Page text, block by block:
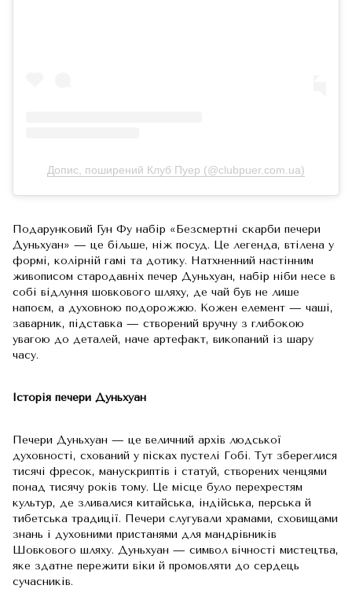
Допис, поширений Клуб Пуер (@clubpuer.com.ua)
Подарунковий Гун Фу набір «Безсмертні скарби печери
Дуньхуан» — це більше, ніж посуд. Це легенда, втілена у
формі, колірній гамі та дотику. Натхненний настінним
живописом стародавніх печер Дуньхуан, набір ніби несе в
собі відлуння шовкового шляху, де чай був не лише
напоєм, а духовною подорожжю. Кожен елемент — чаші,
заварник, підставка — створений вручну з глибокою
увагою до деталей, наче артефакт, викопаний із шару
часу.
Історія печери Дуньхуан
Печери Дуньхуан — це величний архів людської
духовності, схований у пісках пустелі Гобі. Тут збереглися
тисячі фресок, манускриптів і статуй, створених ченцями
понад тисячу років тому. Це місце було перехрестям
культур, де зливалися китайська, індійська, перська й
тибетська традиції. Печери слугували храмами, сховищами
знань і духовними пристанями для мандрівників
Шовкового шляху. Дуньхуан — символ вічності мистецтва,
яке здатне пережити віки й промовляти до сердець
сучасників.